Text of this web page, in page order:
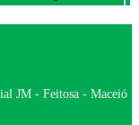
JM - Feitosa - Maceió